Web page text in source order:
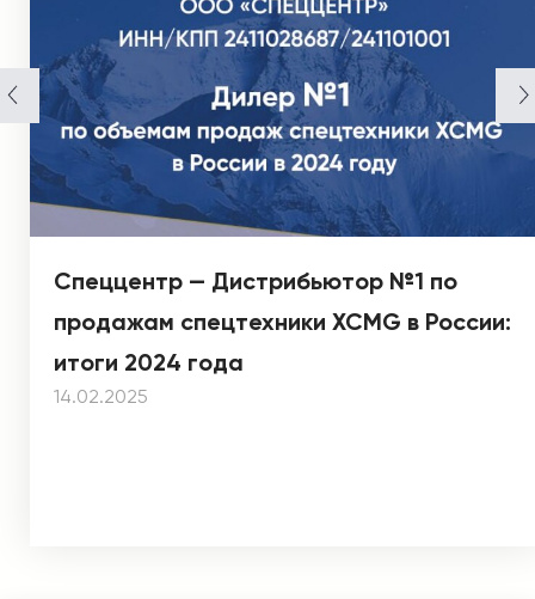
Спеццентр — Дистрибьютор №1 по
продажам спецтехники XCMG в России:
итоги 2024 года
14.02.2025